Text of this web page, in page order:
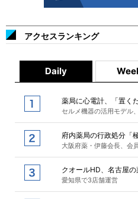
アクセスランキング
Daily
薬局に心電計、「置く
セルメ機器の活用モデル
府内薬局の行政処分「
大阪府薬・伊藤会長、会
クオールHD、名古屋の
愛知県で3店舗運営